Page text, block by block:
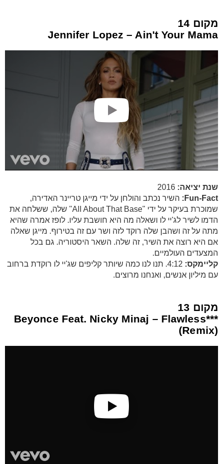
מקום 14
Jennifer Lopez – Ain't Your Mama
שנת יציאה:
Fun-Fact:
השיר נכתב והולחן על ידי מייגן טריינר האדירה,
שמוכרת בעיקר על ידי "All About That Base" שלה, ששלחה את
הדמו לשיר לג'יי לו ושאלה מה היא חושבת עליו. לופז אמרה שהיא
מתה על זה ושהבן שלה רוקד לזה ושר עם זה בטירוף. מייגן שאלה
אם היא רוצה את השיר, זה שלה. השאר היסטוריה. גם בכל
המצעדים העולמיים.
קליימקס:
4:12. תנו לנו כמה שיותר קליפים שג'יי לו רוקדת ברחוב
עם מיליון אנשים, ואנחנו מרוצים.
מקום 13
Beyonce Feat. Nicky Minaj – Flawless***
(Remix)